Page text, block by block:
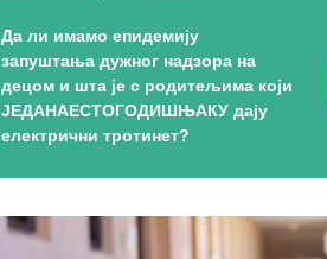
Да ли имамо епидемију
запуштања дужног надзора на
децом и шта је с родитељима који
ЈЕДАНАЕСТОГОДИШЊАКУ дају
електрични тротинет?